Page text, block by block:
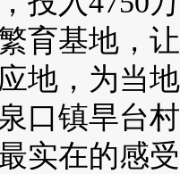
育基地，
地，为当
口镇旱台
实在的感